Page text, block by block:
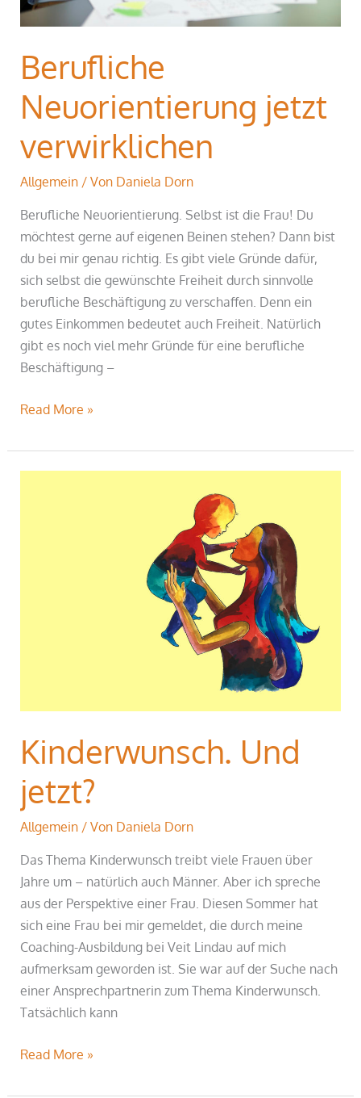
Berufliche
Neuorientierung jetzt
verwirklichen
Allgemein / Von Daniela Dorn
Berufliche Neuorientierung. Selbst ist die Frau! Du
möchtest gerne auf eigenen Beinen stehen? Dann bist
du bei mir genau richtig. Es gibt viele Gründe dafür,
sich selbst die gewünschte Freiheit durch sinnvolle
berufliche Beschäftigung zu verschaffen. Denn ein
gutes Einkommen bedeutet auch Freiheit. Natürlich
gibt es noch viel mehr Gründe für eine berufliche
Beschäftigung –
Read More »
Kinderwunsch. Und
jetzt?
Allgemein / Von Daniela Dorn
Das Thema Kinderwunsch treibt viele Frauen über
Jahre um – natürlich auch Männer. Aber ich spreche
aus der Perspektive einer Frau. Diesen Sommer hat
sich eine Frau bei mir gemeldet, die durch meine
Coaching-Ausbildung bei Veit Lindau auf mich
aufmerksam geworden ist. Sie war auf der Suche nach
einer Ansprechpartnerin zum Thema Kinderwunsch.
Tatsächlich kann
Read More »